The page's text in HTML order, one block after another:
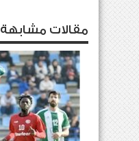
مقالات مشابهة